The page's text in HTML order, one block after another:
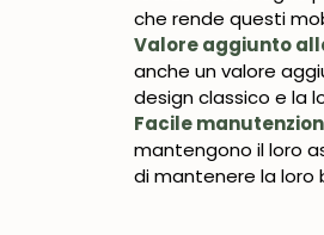
che rende questi
Valore aggiunto
anche un valore
design classico e la
Facile
mantengono il loro
di mantenere la loro